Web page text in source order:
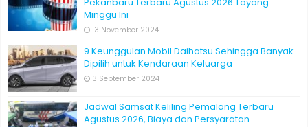
Minggu Ini
13 November 2024
9 Keunggulan Mobil Daihatsu Sehingga Banyak
Dipilih untuk Kendaraan Keluarga
3 September 2024
Jadwal Samsat Keliling Pemalang Terbaru
Agustus 2026, Biaya dan Persyaratan